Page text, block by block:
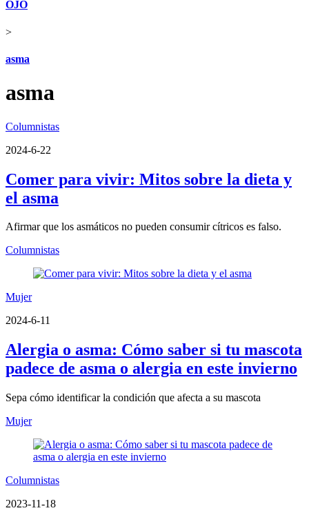
OJO
>
asma
asma
Columnistas
2024-6-22
Comer para vivir: Mitos sobre la dieta y
el asma
Afirmar que los asmáticos no pueden consumir cítricos es falso.
Columnistas
Mujer
2024-6-11
Alergia o asma: Cómo saber si tu mascota
padece de asma o alergia en este invierno
Sepa cómo identificar la condición que afecta a su mascota
Mujer
Columnistas
2023-11-18